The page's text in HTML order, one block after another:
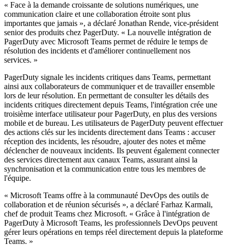
« Face à la demande croissante de solutions numériques, une
communication claire et une collaboration étroite sont plus
importantes que jamais », a déclaré Jonathan Rende, vice-président
senior des produits chez PagerDuty. « La nouvelle intégration de
PagerDuty avec Microsoft Teams permet de réduire le temps de
résolution des incidents et d'améliorer continuellement nos
services. »
PagerDuty signale les incidents critiques dans Teams, permettant
ainsi aux collaborateurs de communiquer et de travailler ensemble
lors de leur résolution. En permettant de consulter les détails des
incidents critiques directement depuis Teams, l'intégration crée une
troisième interface utilisateur pour PagerDuty, en plus des versions
mobile et de bureau. Les utilisateurs de PagerDuty peuvent effectuer
des actions clés sur les incidents directement dans Teams : accuser
réception des incidents, les résoudre, ajouter des notes et même
déclencher de nouveaux incidents. Ils peuvent également connecter
des services directement aux canaux Teams, assurant ainsi la
synchronisation et la communication entre tous les membres de
l'équipe.
« Microsoft Teams offre à la communauté DevOps des outils de
collaboration et de réunion sécurisés », a déclaré Farhaz Karmali,
chef de produit Teams chez Microsoft. « Grâce à l'intégration de
PagerDuty à Microsoft Teams, les professionnels DevOps peuvent
gérer leurs opérations en temps réel directement depuis la plateforme
Teams. »